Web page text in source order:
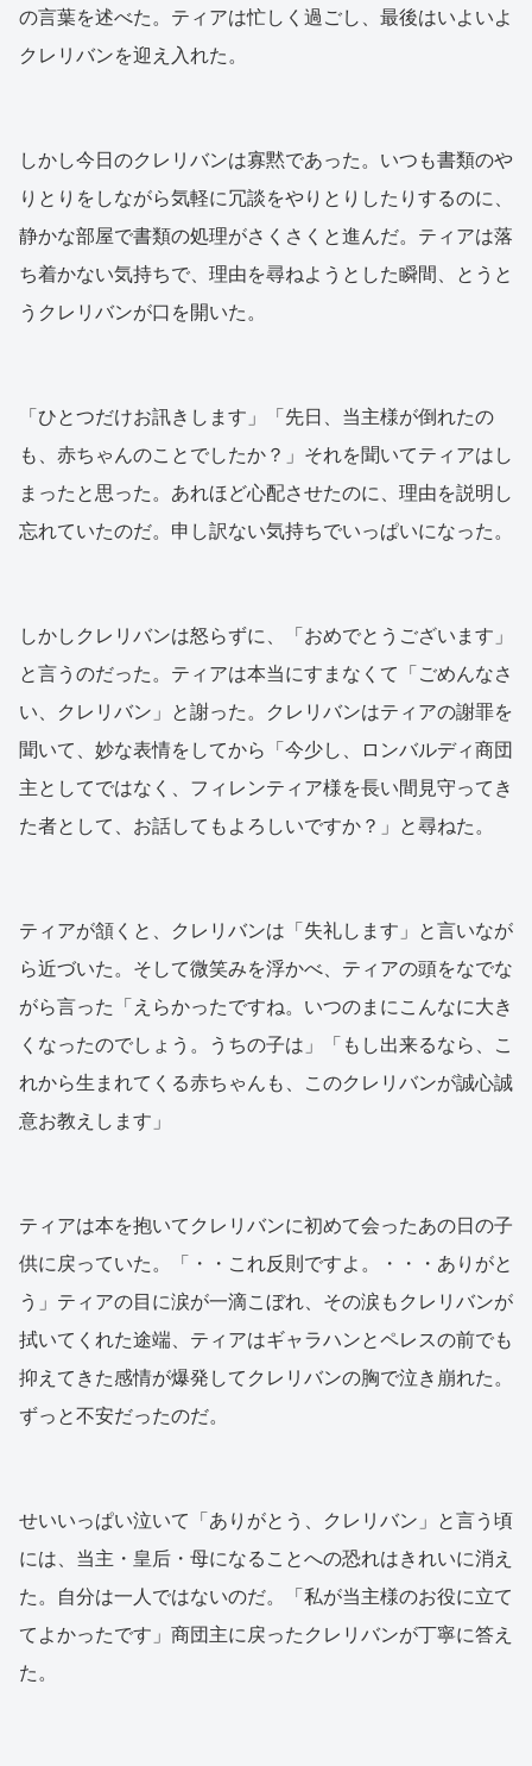
の言葉を述べた。ティアは忙しく過ごし、最後はいよいよ
クレリバンを迎え入れた。
しかし今日のクレリバンは寡黙であった。いつも書類のや
りとりをしながら気軽に冗談をやりとりしたりするのに、
静かな部屋で書類の処理がさくさくと進んだ。ティアは落
ち着かない気持ちで、理由を尋ねようとした瞬間、とうと
うクレリバンが口を開いた。
「ひとつだけお訊きします」「先日、当主様が倒れたの
も、赤ちゃんのことでしたか？」それを聞いてティアはし
まったと思った。あれほど心配させたのに、理由を説明し
忘れていたのだ。申し訳ない気持ちでいっぱいになった。
しかしクレリバンは怒らずに、「おめでとうございます」
と言うのだった。ティアは本当にすまなくて「ごめんなさ
い、クレリバン」と謝った。クレリバンはティアの謝罪を
聞いて、妙な表情をしてから「今少し、ロンバルディ商団
主としてではなく、フィレンティア様を長い間見守ってき
た者として、お話してもよろしいですか？」と尋ねた。
ティアが頷くと、クレリバンは「失礼します」と言いなが
ら近づいた。そして微笑みを浮かべ、ティアの頭をなでな
がら言った「えらかったですね。いつのまにこんなに大き
くなったのでしょう。うちの子は」「もし出来るなら、こ
れから生まれてくる赤ちゃんも、このクレリバンが誠心誠
意お教えします」
ティアは本を抱いてクレリバンに初めて会ったあの日の子
供に戻っていた。「・・これ反則ですよ。・・・ありがと
う」ティアの目に涙が一滴こぼれ、その涙もクレリバンが
拭いてくれた途端、ティアはギャラハンとペレスの前でも
抑えてきた感情が爆発してクレリバンの胸で泣き崩れた。
ずっと不安だったのだ。
せいいっぱい泣いて「ありがとう、クレリバン」と言う頃
には、当主・皇后・母になることへの恐れはきれいに消え
た。自分は一人ではないのだ。「私が当主様のお役に立て
てよかったです」商団主に戻ったクレリバンが丁寧に答え
た。